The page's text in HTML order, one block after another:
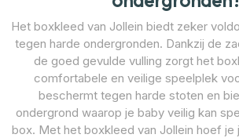
Het boxkleed van Jollein biedt zeker
tegen harde ondergronden. Dankzij de
de goed gevulde vulling zorgt het
comfortabele en veilige speelplek
beschermt tegen harde stoten en
ondergrond waarop je baby veilig kan
box. Met het boxkleed van Jollein hoef je